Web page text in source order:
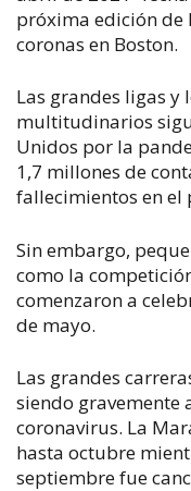
próxima edición de
coronas en Boston.
Las grandes ligas y
multitudinarios
Unidos por la
1,7 millones de
fallecimientos en el
Sin embargo,
como la
comenzaron a
de mayo.
Las grandes
siendo gravemente
coronavirus. La
hasta octubre
septiembre fue